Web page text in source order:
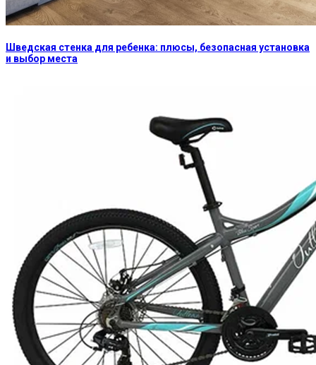
Шведская стенка для ребенка: плюсы, безопасная установка
и выбор места